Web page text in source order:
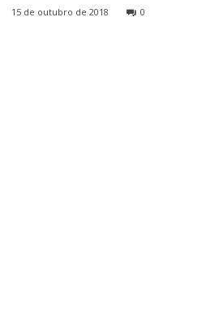
15 de outubro de 2018 0